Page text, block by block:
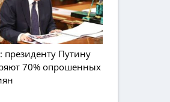
Путину
70% опрошенных